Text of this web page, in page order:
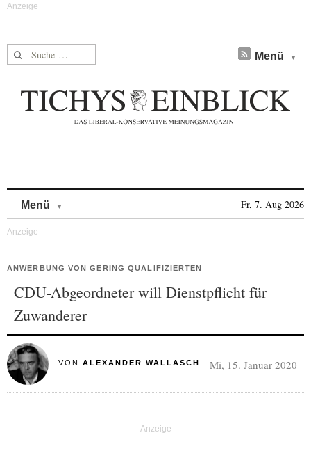
Suche nach: Menü
Menü Fr, 7. Aug 2026
ANWERBUNG VON GERING QUALIFIZIERTEN
CDU-Abgeordneter will Dienstpflicht für
Zuwanderer
VON ALEXANDER WALLASCH Mi, 15. Januar 2020